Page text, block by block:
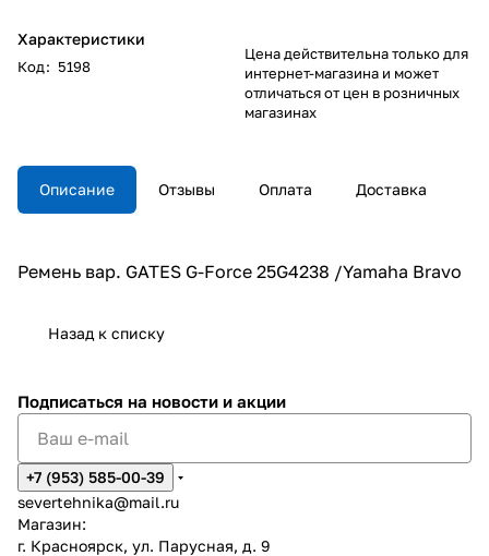
Характеристики
Код: 5198
Цена действительна только для
интернет-магазина и может
отличаться от цен в розничных
магазинах
Описание Отзывы Оплата Доставка
Ремень вар. GATES G-Force 25G4238 /Yamaha Bravo
Назад к списку
Подписаться на новости и акции
+7 (953) 585-00-39
severtehnika@mail.ru
Магазин:
г. Красноярск, ул. Парусная, д. 9